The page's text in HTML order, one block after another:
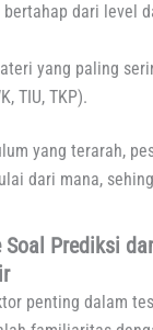
bertahap dari level
yang paling
TIU, TKP).
yang terarah,
dari mana,
Soal Prediksi
penting dalam